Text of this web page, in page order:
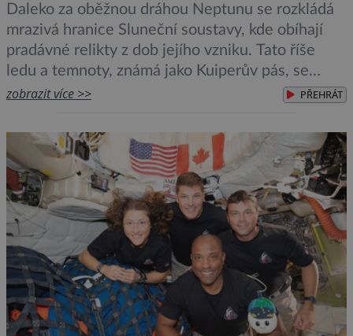
Daleko za oběžnou dráhou Neptunu se rozkládá
mrazivá hranice Sluneční soustavy, kde obíhají
pradávné relikty z dob jejího vzniku. Tato říše
ledu a temnoty, známá jako Kuiperův pás, se
nachází přibližně 30 až 50krát dál od Slunce než
přesně neví, kde vlastně končí. Od chvíle, kdy byl
[…]
zobrazit více >> PŘEHRÁT